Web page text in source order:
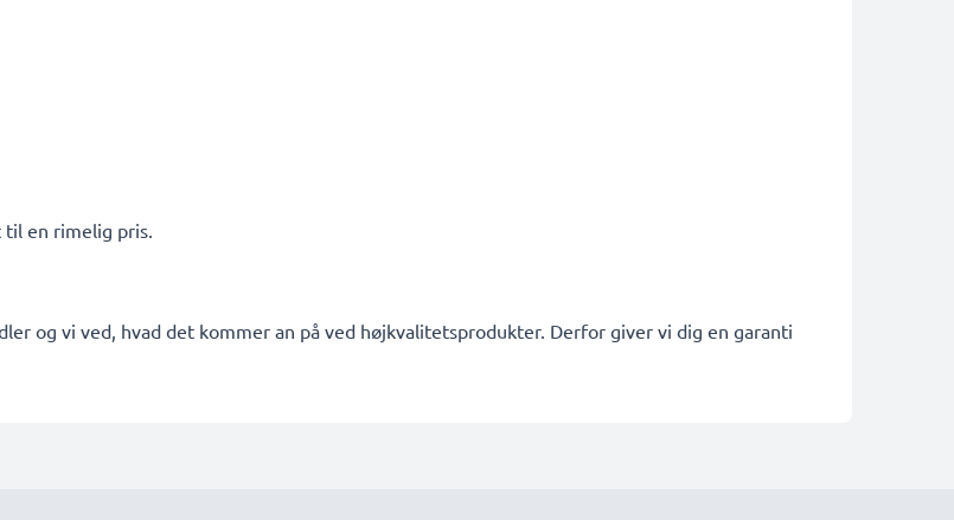
til en rimelig pris.
og vi ved, hvad det kommer an på ved højkvalitetsprodukter. Derfor giver vi dig en garanti